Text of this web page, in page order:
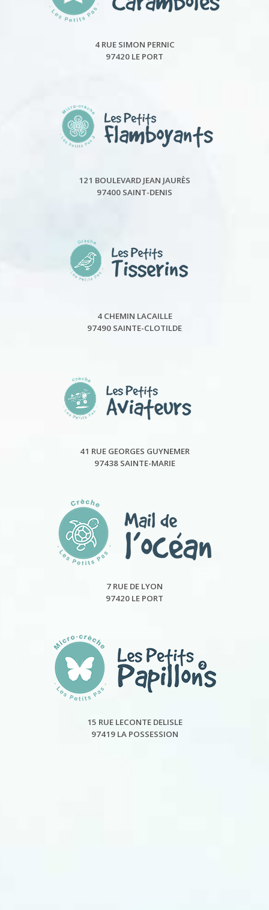
4 RUE SIMON PERNIC
97420 LE PORT
121 BOULEVARD JEAN JAURÈS
97400 SAINT-DENIS
4 CHEMIN LACAILLE
97490 SAINTE-CLOTILDE
41 RUE GEORGES GUYNEMER
97438 SAINTE-MARIE
7 RUE DE LYON
97420 LE PORT
15 RUE LECONTE DELISLE
97419 LA POSSESSION